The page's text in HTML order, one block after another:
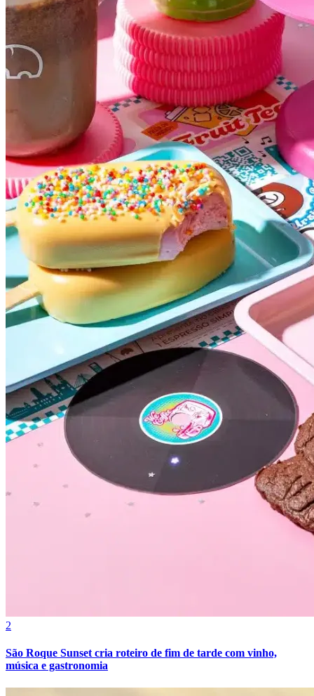
Fortaleza
2
São Roque Sunset cria roteiro de fim de tarde com vinho,
música e gastronomia